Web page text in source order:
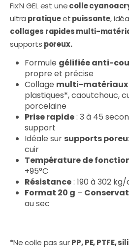
Fix’N GEL est unecolle
ultra pratiqueetpuissante,
collages rapides multi-
supports poreux.
Formule gélifiée anti-
propre et précise
Collage multi-matériaux
plastiques*, caoutchouc,
porcelaine
Prise rapide: 3 à 45
support
Idéale sur supports
cuir
Température de
+95°C
Résistance: 190 à 302 kg/
Format 20 g –
au sec
*Ne colle pas surPP, PE, PTFE,